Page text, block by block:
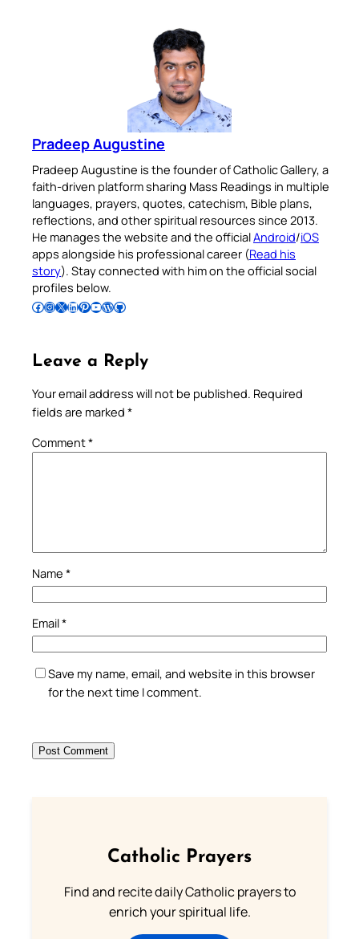
Pradeep Augustine
Pradeep Augustine is the founder of Catholic Gallery, a
faith-driven platform sharing Mass Readings in multiple
languages, prayers, quotes, catechism, Bible plans,
reflections, and other spiritual resources since 2013.
He manages the website and the officialAndroid/iOS
apps alongside his professional career (Read his
story). Stay connected with him on the official social
profiles below.
Follow Pradeep on Facebook Follow Pradeep on InstagramFollow Pradeep on X Follow Pradeep on LinkedIn Follow Pradeep on Pinterest Subscribe to Pradeep’s Youtube Channel Follow Pradeep on WordPress Follow Pradeep on GitHub
Leave a Reply
Your email address will not be published. Required
fields are marked *
Comment*
Name *
Email*
Save my name, email, and website in this browser
for the next time I comment.
Catholic Prayers
Find and recite daily Catholic prayers to
enrich your spiritual life.